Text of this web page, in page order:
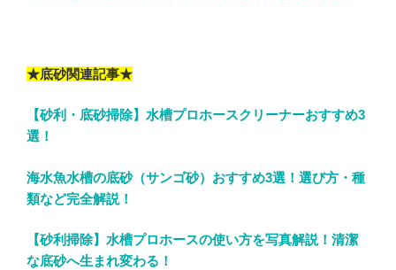
★底砂関連記事★
【砂利・底砂掃除】水槽プロホースクリーナーおすすめ3
選！
海水魚水槽の底砂（サンゴ砂）おすすめ3選！選び方・種
類など完全解説！
【砂利掃除】水槽プロホースの使い方を写真解説！清潔
な底砂へ生まれ変わる！